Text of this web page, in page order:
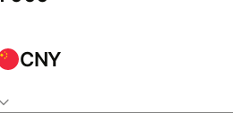
CNY